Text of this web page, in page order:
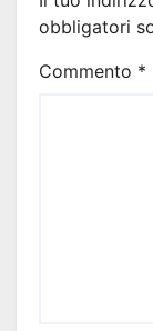
obbligatori
Commento *